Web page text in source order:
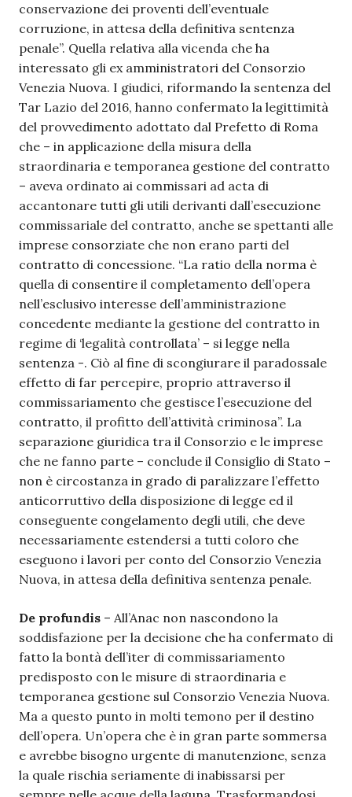
conservazione dei proventi dell’eventuale
corruzione, in attesa della definitiva sentenza
penale”. Quella relativa alla vicenda che ha
interessato gli ex amministratori del Consorzio
Venezia Nuova. I giudici, riformando la sentenza del
Tar Lazio del 2016, hanno confermato la legittimità
del provvedimento adottato dal Prefetto di Roma
che – in applicazione della misura della
straordinaria e temporanea gestione del contratto
– aveva ordinato ai commissari ad acta di
accantonare tutti gli utili derivanti dall’esecuzione
commissariale del contratto, anche se spettanti alle
imprese consorziate che non erano parti del
contratto di concessione. “La ratio della norma è
quella di consentire il completamento dell’opera
nell’esclusivo interesse dell’amministrazione
concedente mediante la gestione del contratto in
regime di ‘legalità controllata’ – si legge nella
sentenza -. Ciò al fine di scongiurare il paradossale
effetto di far percepire, proprio attraverso il
commissariamento che gestisce l’esecuzione del
contratto, il profitto dell’attività criminosa”. La
separazione giuridica tra il Consorzio e le imprese
che ne fanno parte – conclude il Consiglio di Stato –
non è circostanza in grado di paralizzare l’effetto
anticorruttivo della disposizione di legge ed il
conseguente congelamento degli utili, che deve
necessariamente estendersi a tutti coloro che
eseguono i lavori per conto del Consorzio Venezia
Nuova, in attesa della definitiva sentenza penale.
De profundis – All’Anac non nascondono la
soddisfazione per la decisione che ha confermato di
fatto la bontà dell’iter di commissariamento
predisposto con le misure di straordinaria e
temporanea gestione sul Consorzio Venezia Nuova.
Ma a questo punto in molti temono per il destino
dell’opera. Un’opera che è in gran parte sommersa
e avrebbe bisogno urgente di manutenzione, senza
la quale rischia seriamente di inabissarsi per